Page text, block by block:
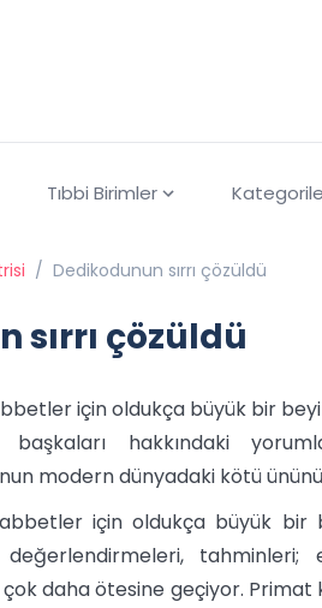
Tıbbi Birimler
/ Dedikodunun sırrı çözüldü
sırrı çözüldü
için oldukça büyük bir
başkaları hakkındaki
modern dünyadaki kötü
için oldukça büyük
değerlendirmeleri,
daha ötesine geçiyor.